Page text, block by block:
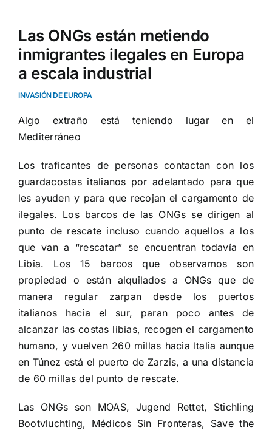
Las ONGs están metiendo
inmigrantes ilegales en Europa
a escala industrial
INVASIÓN DE EUROPA
Algo extraño está teniendo lugar en el
Mediterráneo
Los traficantes de personas contactan con los
guardacostas italianos por adelantado para que
les ayuden y para que recojan el cargamento de
ilegales. Los barcos de las ONGs se dirigen al
punto de rescate incluso cuando aquellos a los
que van a “rescatar” se encuentran todavía en
Libia. Los 15 barcos que observamos son
propiedad o están alquilados a ONGs que de
manera regular zarpan desde los puertos
italianos hacia el sur, paran poco antes de
alcanzar las costas libias, recogen el cargamento
humano, y vuelven 260 millas hacia Italia aunque
en Túnez está el puerto de Zarzis, a una distancia
de 60 millas del punto de rescate.
Las ONGs son MOAS, Jugend Rettet, Stichling
Bootvluchting, Médicos Sin Fronteras, Save the